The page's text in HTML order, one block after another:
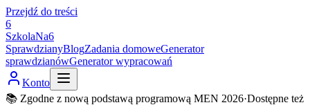
Przejdź do treści
6
SzkolaNa6
SprawdzianyBlogZadania domoweGenerator
sprawdzianówGenerator wypracowań
Konto
📚 Zgodne z nową podstawą programową MEN 2026·Dostępne też